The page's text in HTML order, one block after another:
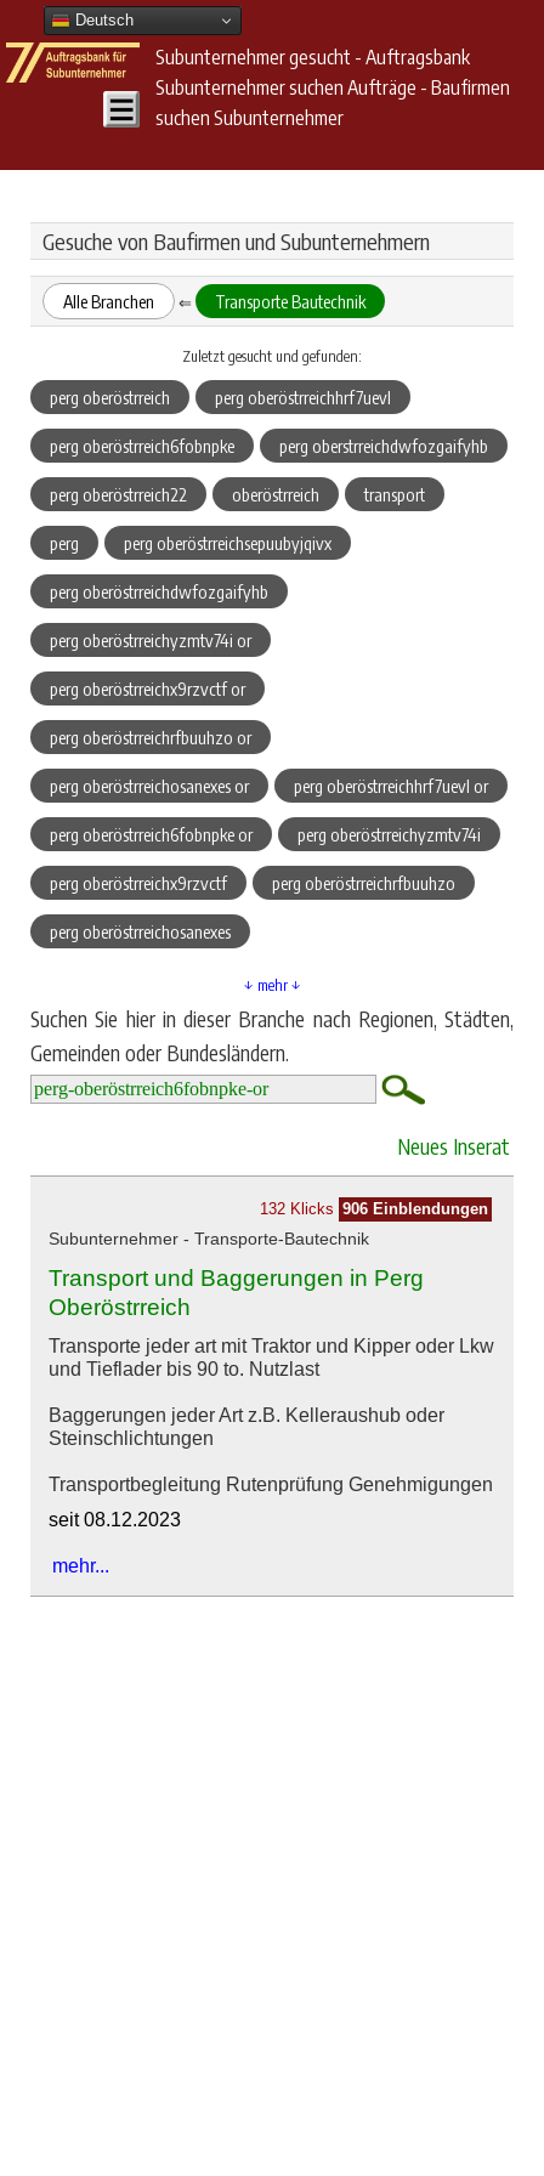
Deutsch
Subunternehmer gesucht - Auftragsbank
Subunternehmer suchen Aufträge - Baufirmen
suchen Subunternehmer
Gesuche von Baufirmen und Subunternehmern
Alle Branchen ⇐ Transporte Bautechnik
Zuletzt gesucht und gefunden:
perg oberöstrreich perg oberöstrreichhrf7uevl
perg oberöstrreich6fobnpke perg oberstrreichdwfozgaifyhb
perg oberöstrreich22 oberöstrreich transport
perg perg oberöstrreichsepuubyjqivx
perg oberöstrreichdwfozgaifyhb
perg oberöstrreichyzmtv74i or
perg oberöstrreichx9rzvctf or
perg oberöstrreichrfbuuhzo or
perg oberöstrreichosanexes or perg oberöstrreichhrf7uevl or
perg oberöstrreich6fobnpke or perg oberöstrreichyzmtv74i
perg oberöstrreichx9rzvctf perg oberöstrreichrfbuuhzo
perg oberöstrreichosanexes
↓ mehr ↓
Suchen Sie hier in dieser Branche nach Regionen, Städten,
Gemeinden oder Bundesländern.
Neues Inserat
132 Klicks 906 Einblendungen
Subunternehmer - Transporte-Bautechnik
Transport und Baggerungen in Perg
Oberöstrreich
Transporte jeder art mit Traktor und Kipper oder Lkw
und Tieflader bis 90 to. Nutzlast
Baggerungen jeder Art z.B. Kelleraushub oder
Steinschlichtungen
Transportbegleitung Rutenprüfung Genehmigungen
seit 08.12.2023
mehr...